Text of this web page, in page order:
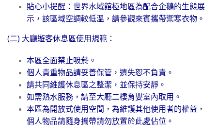
貼心小提醒：世界水域館極地區為配合企鵝的生態展
示，該區域空調較低溫，請參觀來賓攜帶禦寒衣物。
(二) 大廳遊客休息區使用規範 ：
本區全面禁止吸菸。
個人貴重物品請妥善保管，遺失恕不負責。
請共同維護休息區之整潔，並保持安靜。
如需熱水服務，請至大廳二樓育嬰室內取用。
本區為開放式使用空間，為維護其他使用者的權益，
個人物品請隨身攜帶請勿放置於此處佔位。